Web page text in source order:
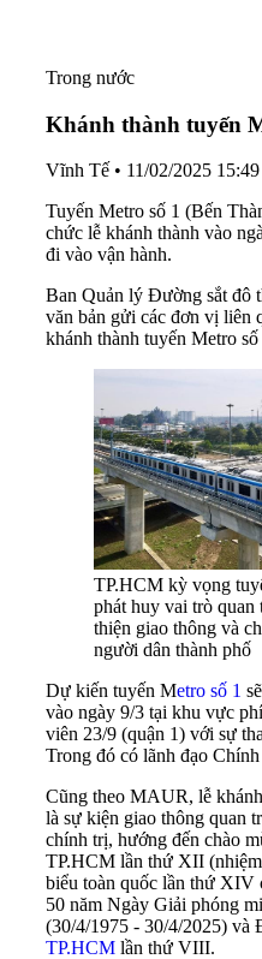
Trong nước
Khánh thành tuyến
Vĩnh Tế • 11/02/2025 15:49
Tuyến Metro số 1 (Bến
chức lễ khánh thành vào
đi vào vận hành.
Ban Quản lý Đường sắt
văn bản gửi các đơn vị liên
khánh thành tuyến Metro
TP.HCM kỳ vọng
phát huy vai trò quan
thiện giao thông và
người dân thành phố
Dự kiến tuyến Metro số 1
vào ngày 9/3 tại khu vực
viên 23/9 (quận 1) với sự
Trong đó có lãnh đạo
Cũng theo MAUR, lễ
là sự kiện giao thông quan
chính trị, hướng đến chào
TP.HCM lần thứ XII
biểu toàn quốc lần thứ XIV
50 năm Ngày Giải phóng
(30/4/1975 - 30/4/2025) và
TP.HCM lần thứ VIII.